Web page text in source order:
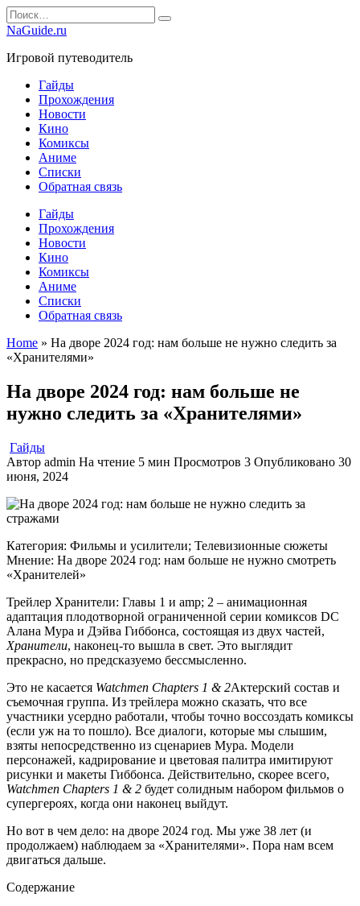
Перейти
к
Search
for:
NaGuide.ru
Игровой путеводитель
Гайды
Прохождения
Новости
Кино
Комиксы
Аниме
Списки
Обратная связь
Гайды
Прохождения
Новости
Кино
Комиксы
Аниме
Списки
Обратная связь
Home » На дворе 2024 год: нам больше не нужно следить за
«Хранителями»
На дворе 2024 год: нам больше не
нужно следить за «Хранителями»
Гайды
Автор admin На чтение 5 мин Просмотров 3 Опубликовано 30
июня, 2024
Категория: Фильмы и усилители; Телевизионные сюжеты
Мнение: На дворе 2024 год: нам больше не нужно смотреть
«Хранителей»
Трейлер Хранители: Главы 1 и amp; 2 – анимационная
адаптация плодотворной ограниченной серии комиксов DC
Алана Мура и Дэйва Гиббонса, состоящая из двух частей,
Хранители, наконец-то вышла в свет. Это выглядит
прекрасно, но предсказуемо бессмысленно.
Это не касается Watchmen Chapters 1 & 2Актерский состав и
съемочная группа. Из трейлера можно сказать, что все
участники усердно работали, чтобы точно воссоздать комиксы
(если уж на то пошло). Все диалоги, которые мы слышим,
взяты непосредственно из сценариев Мура. Модели
персонажей, кадрирование и цветовая палитра имитируют
рисунки и макеты Гиббонса. Действительно, скорее всего,
Watchmen Chapters 1 & 2 будет солидным набором фильмов о
супергероях, когда они наконец выйдут.
Но вот в чем дело: на дворе 2024 год. Мы уже 38 лет (и
продолжаем) наблюдаем за «Хранителями». Пора нам всем
двигаться дальше.
Содержание